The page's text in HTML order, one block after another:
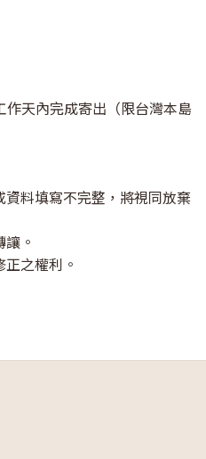
天內完成寄出（限台灣本島
料填寫不完整，將視同放棄
。
之權利。